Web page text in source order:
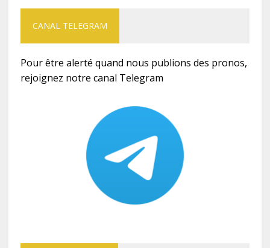
CANAL TELEGRAM
Pour être alerté quand nous publions des pronos,
rejoignez notre canal Telegram